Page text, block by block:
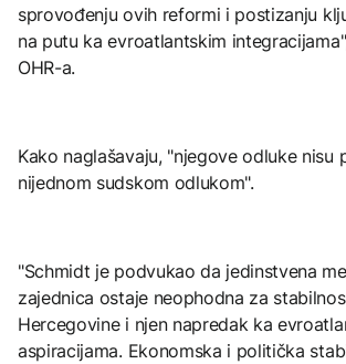
sprovođenju ovih reformi i postizanju
na putu ka evroatlantskim
OHR-a.
Kako naglašavaju, "njegove odluke nisu
nijednom sudskom odlukom".
"Schmidt je podvukao da jedinstvena
zajednica ostaje neophodna za
Hercegovine i njen napredak ka
aspiracijama. Ekonomska i politička